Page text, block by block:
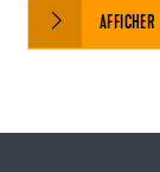
AFFICHER